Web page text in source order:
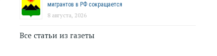
мигрантов в РФ сокращается
8 августа, 2026
Все статьи из газеты